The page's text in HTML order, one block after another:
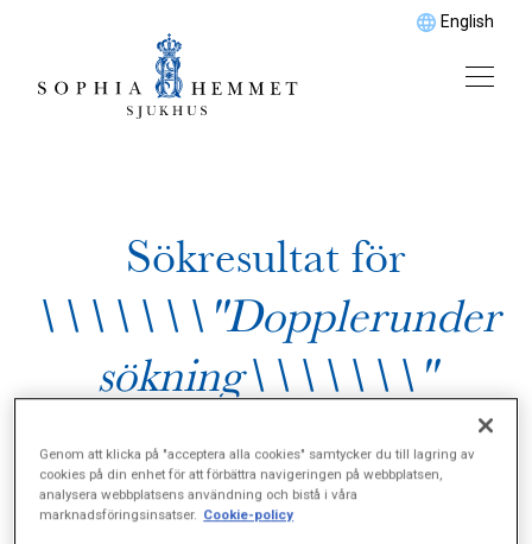
English
Sökresultat för
\\\\\\\"Dopplerunder
sökning\\\\\\\"
Genom att klicka på "acceptera alla cookies" samtycker du till lagring av
cookies på din enhet för att förbättra navigeringen på webbplatsen,
analysera webbplatsens användning och bistå i våra
marknadsföringsinsatser. Cookie-policy